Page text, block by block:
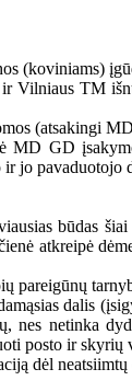
(koviniams)
TM
(atsakingi
GD
jo pavaduotojo
būdas
atkreipė
dalis
nes netinka
posto ir
dėl neatsiimtų